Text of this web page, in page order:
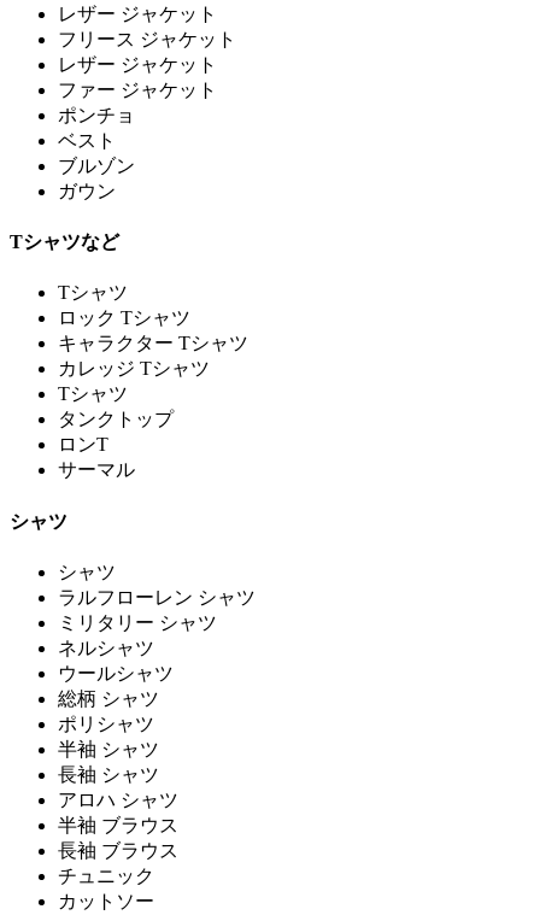
レザー ジャケット
フリース ジャケット
レザー ジャケット
ファー ジャケット
ポンチョ
ベスト
ブルゾン
ガウン
Tシャツなど
Tシャツ
ロック Tシャツ
キャラクター Tシャツ
カレッジ Tシャツ
Tシャツ
タンクトップ
ロンT
サーマル
シャツ
シャツ
ラルフローレン シャツ
ミリタリー シャツ
ネルシャツ
ウールシャツ
総柄 シャツ
ポリシャツ
半袖 シャツ
長袖 シャツ
アロハ シャツ
半袖 ブラウス
長袖 ブラウス
チュニック
カットソー